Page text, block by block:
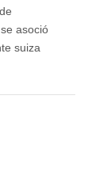
asoció
suiza